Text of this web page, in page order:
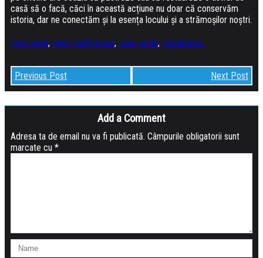
casă să o facă, căci în această acțiune nu doar că conservăm
istoria, dar ne conectăm și la esența locului și a strămoșilor noștri.
case lemn, case traditiionale, case vechi, maramures
Previous Post Next Post
Add a Comment
Adresa ta de email nu va fi publicată. Câmpurile obligatorii sunt
marcate cu *